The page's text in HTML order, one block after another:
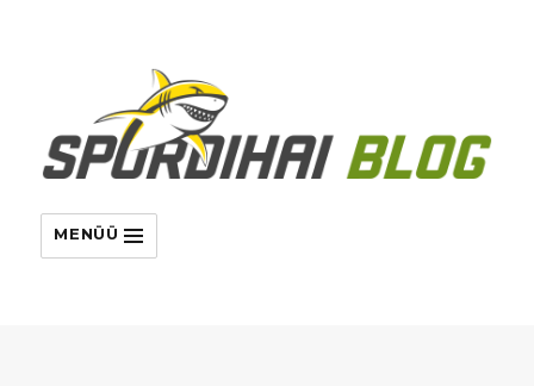
MENÜÜ